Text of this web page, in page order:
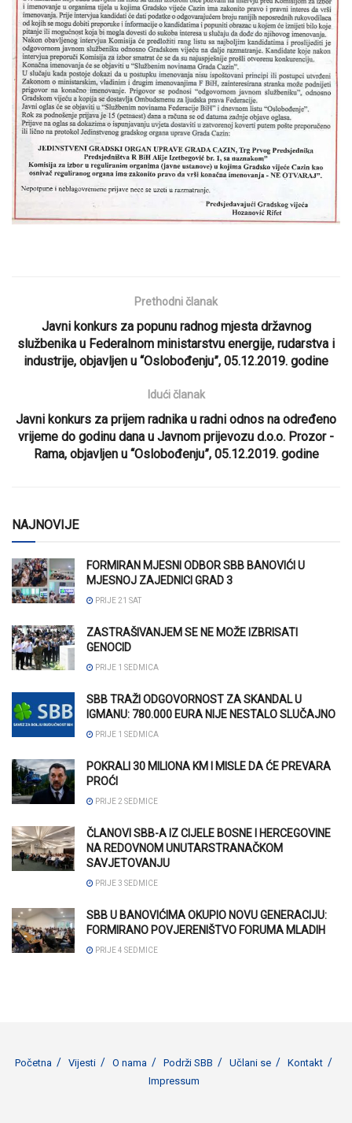
Prethodni članak
Javni konkurs za popunu radnog mjesta državnog
službenika u Federalnom ministarstvu energije, rudarstva i
industrije, objavljen u “Oslobođenju”, 05.12.2019. godine
Idući članak
Javni konkurs za prijem radnika u radni odnos na određeno
vrijeme do godinu dana u Javnom prijevozu d.o.o. Prozor -
Rama, objavljen u “Oslobođenju”, 05.12.2019. godine
NAJNOVIJE
FORMIRAN MJESNI ODBOR SBB BANOVIĆI U
MJESNOJ ZAJEDNICI GRAD 3
PRIJE 21 SAT
ZASTRAŠIVANJEM SE NE MOŽE IZBRISATI
GENOCID
PRIJE 1 SEDMICA
SBB TRAŽI ODGOVORNOST ZA SKANDAL U
IGMANU: 780.000 EURA NIJE NESTALO SLUČAJNO
PRIJE 1 SEDMICA
POKRALI 30 MILIONA KM I MISLE DA ĆE PREVARA
PROĆI
PRIJE 2 SEDMICE
ČLANOVI SBB-A IZ CIJELE BOSNE I HERCEGOVINE
NA REDOVNOM UNUTARSTRANAČKOM
SAVJETOVANJU
PRIJE 3 SEDMICE
SBB U BANOVIĆIMA OKUPIO NOVU GENERACIJU:
FORMIRANO POVJERENIŠTVO FORUMA MLADIH
PRIJE 4 SEDMICE
Početna Vijesti O nama Podrži SBB Učlani se
Kontakt
Impressum